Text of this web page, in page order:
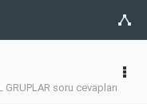
soru cevapları